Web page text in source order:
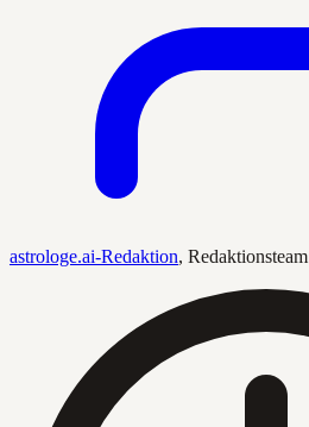
astrologe.ai-Redaktion, Redaktionsteam